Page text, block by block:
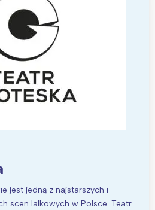
jest jedną z najstarszych i
scen lalkowych w Polsce. Teatr